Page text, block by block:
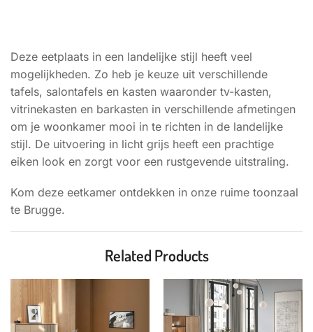
Deze eetplaats in een landelijke stijl heeft veel
mogelijkheden. Zo heb je keuze uit verschillende
tafels, salontafels en kasten waaronder tv-kasten,
vitrinekasten en barkasten in verschillende afmetingen
om je woonkamer mooi in te richten in de landelijke
stijl. De uitvoering in licht grijs heeft een prachtige
eiken look en zorgt voor een rustgevende uitstraling.
Kom deze eetkamer ontdekken in onze ruime toonzaal
te Brugge.
Related Products